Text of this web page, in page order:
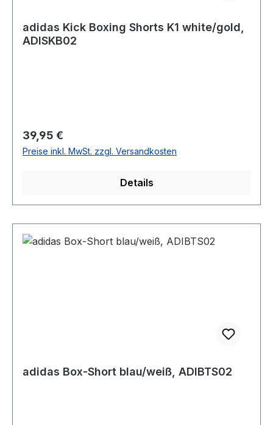
adidas Kick Boxing Shorts K1 white/gold,
ADISKB02
Regulärer Preis:
39,95 €
Preise inkl. MwSt. zzgl. Versandkosten
Details
adidas Box-Short blau/weiß, ADIBTS02